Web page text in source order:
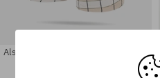
Alsónemű Stance Kitchen Tile Boxer